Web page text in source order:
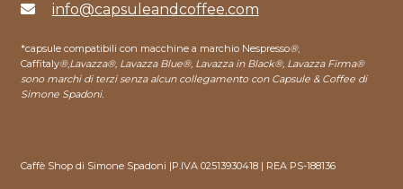
info@capsuleandcoffee.com
*capsule compatibili con macchine a marchio Nespresso®,
Caffitaly®,Lavazza®, Lavazza Blue®, Lavazza in Black®, Lavazza Firma®
sono marchi di terzi senza alcun collegamento con Capsule & Coffee di
Simone Spadoni.
Caffè Shop di Simone Spadoni |P.IVA 02513930418 | REA PS-188136